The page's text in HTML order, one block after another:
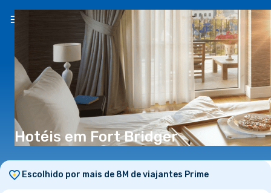
PT(€)
Hotéis em Fort Bridger
Escolhido por mais de 8M de viajantes Prime